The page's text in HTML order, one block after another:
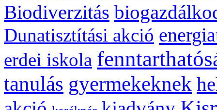
Biodiverzitás
Dunatisztítási akció
erdei iskola
tanulás gyermekeknek